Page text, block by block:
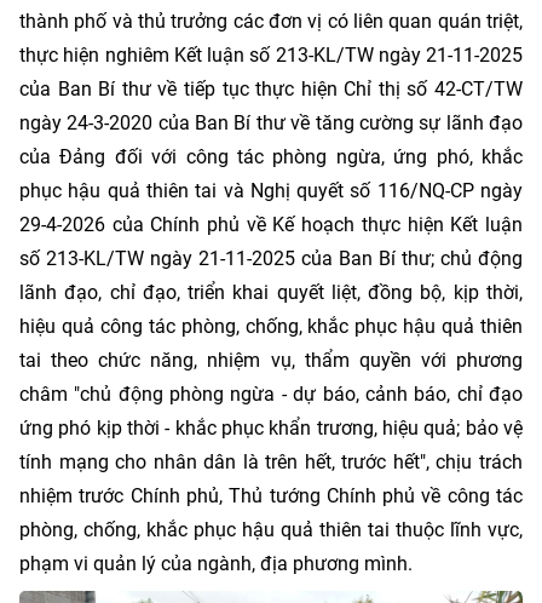
thành phố và thủ trưởng các đơn vị có liên quan quán triệt,
thực hiện nghiêm Kết luận số 213-KL/TW ngày 21-11-2025
của Ban Bí thư về tiếp tục thực hiện Chỉ thị số 42-CT/TW
ngày 24-3-2020 của Ban Bí thư về tăng cường sự lãnh đạo
của Đảng đối với công tác phòng ngừa, ứng phó, khắc
phục hậu quả thiên tai và Nghị quyết số 116/NQ-CP ngày
29-4-2026 của Chính phủ về Kế hoạch thực hiện Kết luận
số 213-KL/TW ngày 21-11-2025 của Ban Bí thư; chủ động
lãnh đạo, chỉ đạo, triển khai quyết liệt, đồng bộ, kịp thời,
hiệu quả công tác phòng, chống, khắc phục hậu quả thiên
tai theo chức năng, nhiệm vụ, thẩm quyền với phương
châm "chủ động phòng ngừa - dự báo, cảnh báo, chỉ đạo
ứng phó kịp thời - khắc phục khẩn trương, hiệu quả; bảo vệ
tính mạng cho nhân dân là trên hết, trước hết", chịu trách
nhiệm trước Chính phủ, Thủ tướng Chính phủ về công tác
phòng, chống, khắc phục hậu quả thiên tai thuộc lĩnh vực,
phạm vi quản lý của ngành, địa phương mình.